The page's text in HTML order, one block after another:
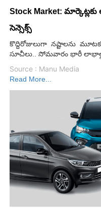
Stock Market:
సెన్సెక్స్
కొద్దిరోజులుగా నష్టాలను
సూచీలు.. సోమవారం భారీ
Source : Manu Media
Read More...